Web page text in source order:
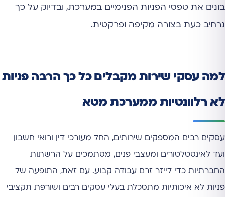
בונים את טפסי הפניות הפנימיים במערכת, ובדיוק על כך
נרחיב כעת בצורה מקיפה ופרקטית.
למה עסקי שירות מקבלים כל כך הרבה פניות
לא רלוונטיות ממערכת מטא
עסקים רבים המספקים שירותים, החל מעורכי דין ורואי חשבון
ועד לאינסטלטורים ומעצבי פנים, מסתמכים על הרשתות
החברתיות כדי לייזר זרם עבודה קבוע. עם זאת, התופעה של
פניות לא איכותיות מתסכלת בעלי עסקים רבים ושורפת תקציבי